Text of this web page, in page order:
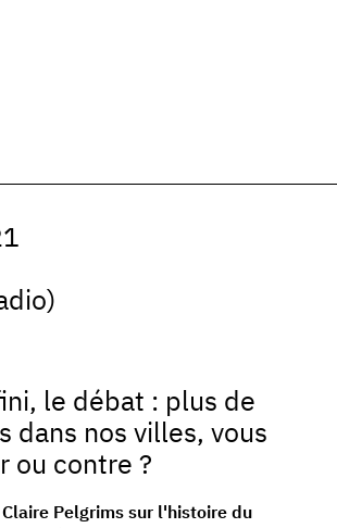
le débat : plus de
dans nos villes, vous
ou contre ?
Pelgrims sur l'histoire du